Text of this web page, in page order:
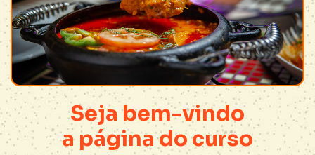
Seja bem-vindo
a página do curso